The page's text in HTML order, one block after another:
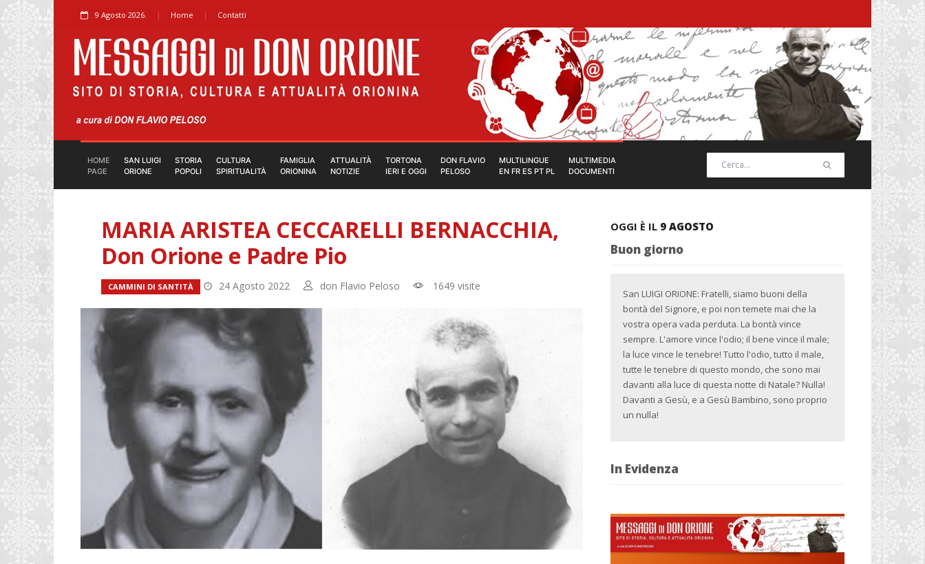
9 Agosto 2026. Home Contatti
HOME
PAGE
SAN LUIGI
ORIONE
STORIA
POPOLI
CULTURA
SPIRITUALITÀ
FAMIGLIA
ORIONINA
ATTUALITÀ
NOTIZIE
TORTONA
IERI E OGGI
DON FLAVIO
PELOSO
MULTILINGUE
EN FR ES PT PL
MULTIMEDIA
DOCUMENTI
MARIA ARISTEA CECCARELLI BERNACCHIA,
Don Orione e Padre Pio
CAMMINI DI SANTITÀ 24 Agosto 2022 don Flavio Peloso 1649 visite
OGGI È IL 9 AGOSTO
Buon giorno
San LUIGI ORIONE: Fratelli, siamo buoni della
bontà del Signore, e poi non temete mai che la
vostra opera vada perduta. La bontà vince
sempre. L'amore vince l'odio; il bene vince il male;
la luce vince le tenebre! Tutto l'odio, tutto il male,
tutte le tenebre di questo mondo, che sono mai
davanti alla luce di questa notte di Natale? Nulla!
Davanti a Gesù, e a Gesù Bambino, sono proprio
un nulla!
In Evidenza